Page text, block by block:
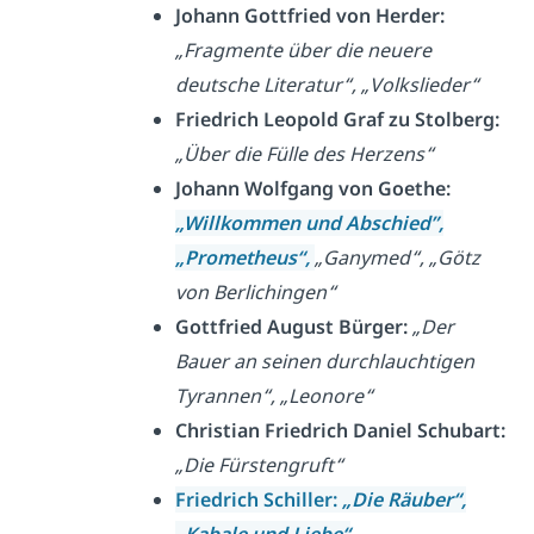
Johann Gottfried von Herder:
„Fragmente über die neuere
deutsche Literatur“, „Volkslieder“
Friedrich Leopold Graf zu Stolberg:
„Über die Fülle des Herzens“
Johann Wolfgang von Goethe:
„Willkommen und Abschied”,
„Prometheus“,„Ganymed“, „Götz
von Berlichingen“
Gottfried August Bürger:„Der
Bauer an seinen durchlauchtigen
Tyrannen“, „Leonore“
Christian Friedrich Daniel Schubart:
„Die Fürstengruft“
Friedrich Schiller: „Die Räuber“,